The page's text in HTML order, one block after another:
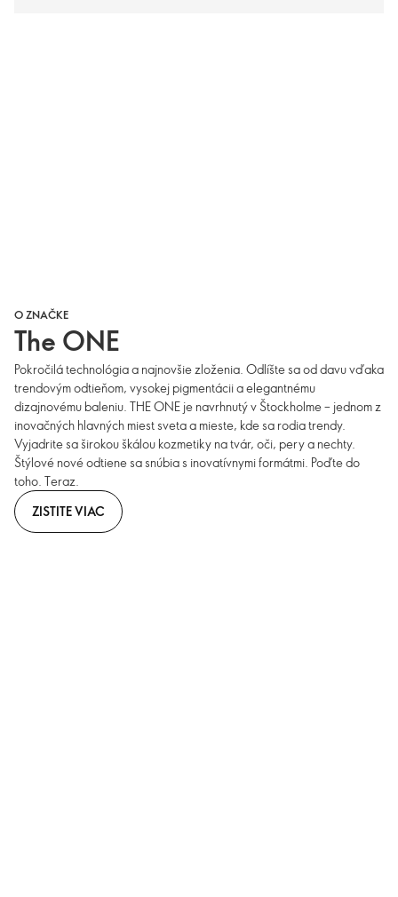
O ZNAČKE
The ONE
Pokročilá technológia a najnovšie zloženia. Odlíšte sa od davu vďaka
trendovým odtieňom, vysokej pigmentácii a elegantnému
dizajnovému baleniu. THE ONE je navrhnutý v Štockholme – jednom z
inovačných hlavných miest sveta a mieste, kde sa rodia trendy.
Vyjadrite sa širokou škálou kozmetiky na tvár, oči, pery a nechty.
Štýlové nové odtiene sa snúbia s inovatívnymi formátmi. Poďte do
toho. Teraz.
ZISTITE VIAC